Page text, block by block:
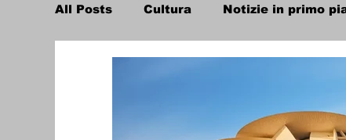
All Posts Cultura Notizie in primo
Migrazione e Rifugiati Sport